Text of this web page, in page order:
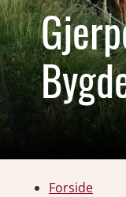
Forside